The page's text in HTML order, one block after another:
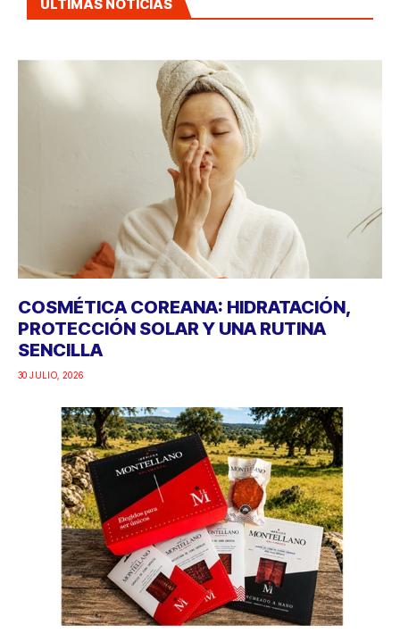
ÚLTIMAS NOTICIAS
COSMÉTICA COREANA: HIDRATACIÓN,
PROTECCIÓN SOLAR Y UNA RUTINA
SENCILLA
30 JULIO, 2026